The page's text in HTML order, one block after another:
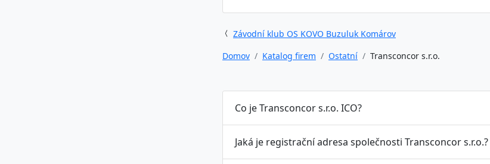
Závodní klub OS KOVO Buzuluk Komárov
Domov
Katalog firem Ostatní Transconcor s.r.o.
Co je Transconcor s.r.o. ICO?
Jaká je registrační adresa společnosti Transconcor s.r.o.?